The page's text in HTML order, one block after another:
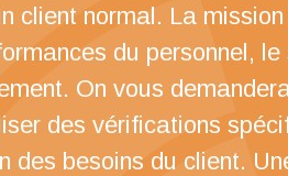
client normal. La
du personnel,
On vous
des vérifications
des besoins du client.